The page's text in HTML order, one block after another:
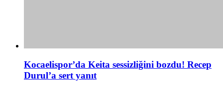
Kocaelispor’da Keita sessizliğini bozdu! Recep
Durul’a sert yanıt